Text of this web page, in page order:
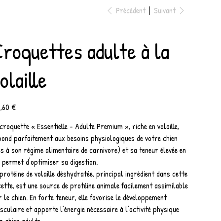
Précédent Suivant
adulte à la
€
« Essentielle - Adulte Premium », riche en volaille,
parfaitement aux besoins physiologiques de votre chien
à son régime alimentaire de carnivore) et sa teneur élevée en
d'optimiser sa digestion.
de volaille déshydratée, principal ingrédient dans cette
est une source de protéine animale facilement assimilable
le chien. En forte teneur, elle favorise le développement
et apporte l’énergie nécessaire à l’activité physique